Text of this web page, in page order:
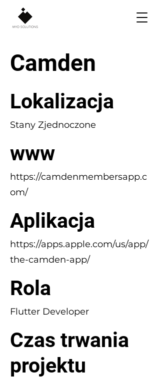
Camden
Lokalizacja
Stany Zjednoczone
www
https://camdenmembersapp.c
om/
Aplikacja
https://apps.apple.com/us/app/
the-camden-app/
Rola
Flutter Developer
Czas trwania
projektu